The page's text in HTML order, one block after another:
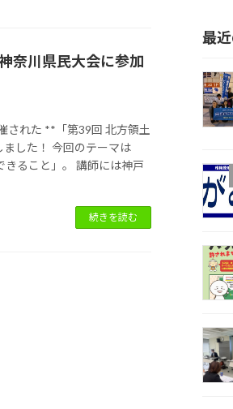
奈川県民大会に参加
された **「第39回 北方領土
した！ 今回のテーマは
きること」。 講師には神戸
続きを読む
最